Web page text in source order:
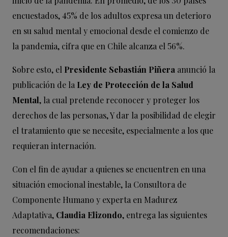
encuestados, 45% de los adultos expresa un deterioro
en su salud mental y emocional desde el comienzo de
la pandemia, cifra que en Chile alcanza el 56%.
Sobre esto, el Presidente Sebastián Piñera anunció la
publicación de la Ley de Protección de la Salud
Mental, la cual pretende reconocer y proteger los
derechos de las personas, Y dar la posibilidad de elegir
el tratamiento que se necesite, especialmente a los que
requieran internación.
Con el fin de ayudar a quienes se encuentren en una
situación emocional inestable, la Consultora de
Componente Humano y experta en Madurez
Adaptativa, Claudia Elizondo, entrega las siguientes
recomendaciones: